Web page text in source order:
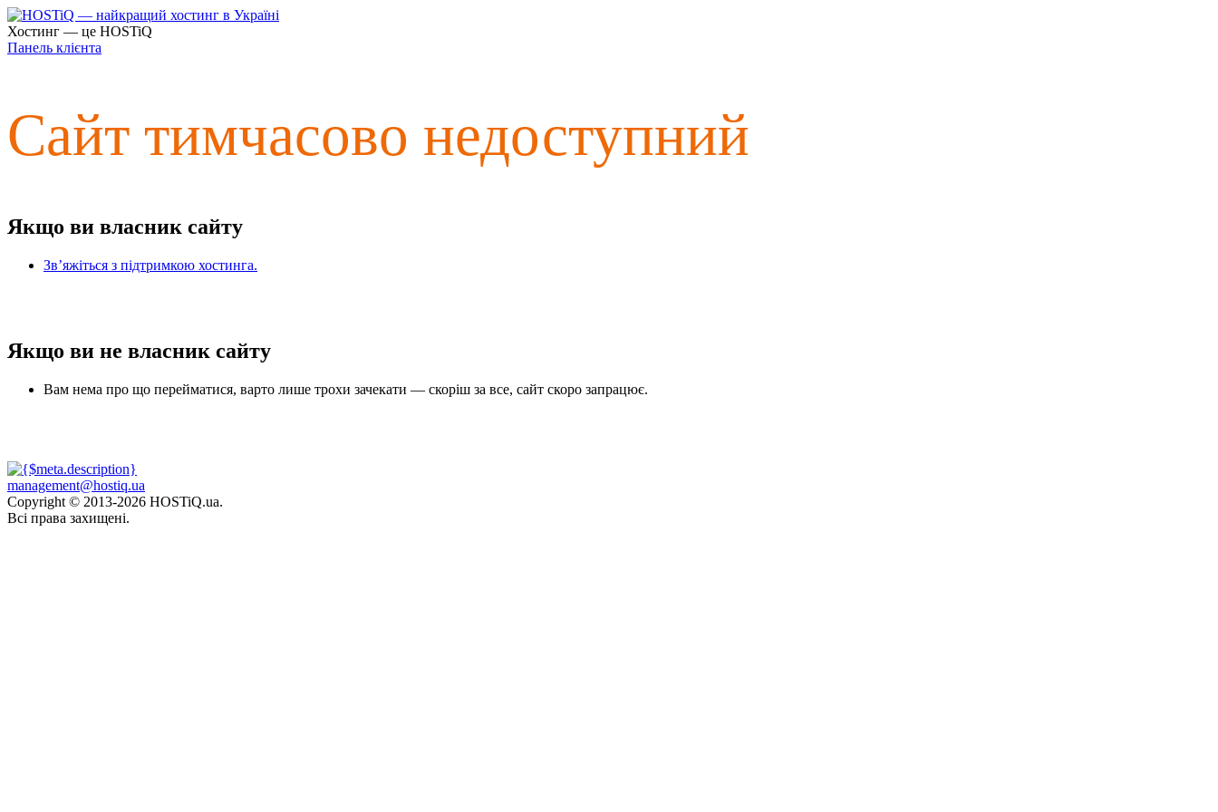
Хостинг — це HOSTiQ
Панель клієнта
Сайт тимчасово недоступний
Якщо ви власник сайту
Зв’яжіться з підтримкою хостинга.
Якщо ви не власник сайту
Вам нема про що перейматися, варто лише трохи зачекати — скоріш за все, сайт скоро запрацює.
management@hostiq.ua
Copyright © 2013-2026 HOSTiQ.ua.
Всі права захищені.